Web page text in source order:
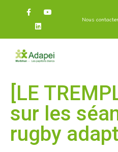
Nous
[LE
sur les
rugby